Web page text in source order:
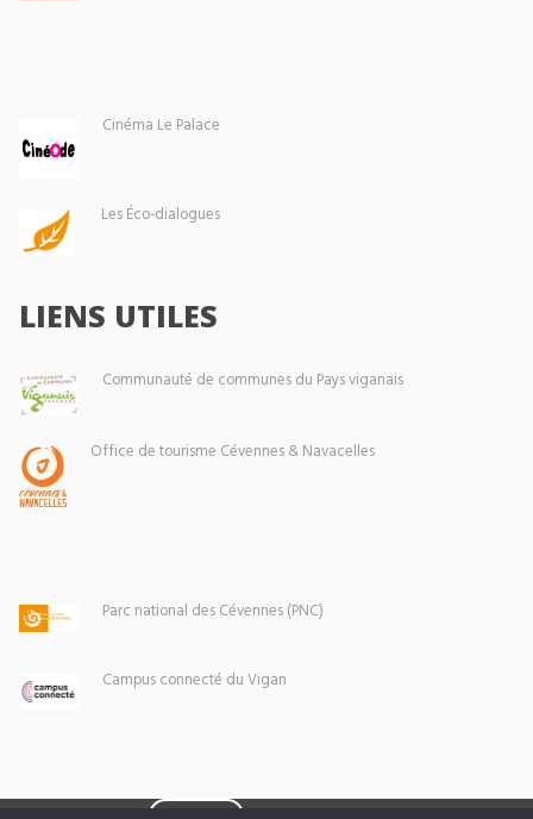
Cinéma Le Palace
Les Éco-dialogues
LIENS UTILES
Communauté de communes du Pays viganais
Office de tourisme Cévennes & Navacelles
Parc national des Cévennes (PNC)
Campus connecté du Vigan